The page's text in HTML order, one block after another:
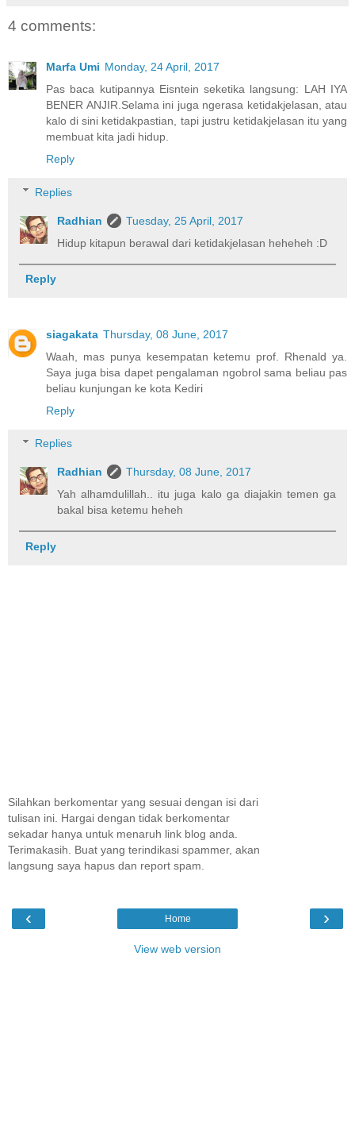
4 comments:
Marfa Umi Monday, 24 April, 2017
Pas baca kutipannya Eisntein seketika langsung: LAH IYA
BENER ANJIR.Selama ini juga ngerasa ketidakjelasan, atau
kalo di sini ketidakpastian, tapi justru ketidakjelasan itu yang
membuat kita jadi hidup.
Reply
Replies
Radhian
Tuesday, 25 April, 2017
Hidup kitapun berawal dari ketidakjelasan heheheh :D
Reply
siagakata Thursday, 08 June, 2017
Waah, mas punya kesempatan ketemu prof. Rhenald ya.
Saya juga bisa dapet pengalaman ngobrol sama beliau pas
beliau kunjungan ke kota Kediri
Reply
Replies
Radhian
Thursday, 08 June, 2017
Yah alhamdulillah.. itu juga kalo ga diajakin temen ga
bakal bisa ketemu heheh
Reply
Silahkan berkomentar yang sesuai dengan isi dari
tulisan ini. Hargai dengan tidak berkomentar
sekadar hanya untuk menaruh link blog anda.
Terimakasih. Buat yang terindikasi spammer, akan
langsung saya hapus dan report spam.
‹ ›
Home
View web version